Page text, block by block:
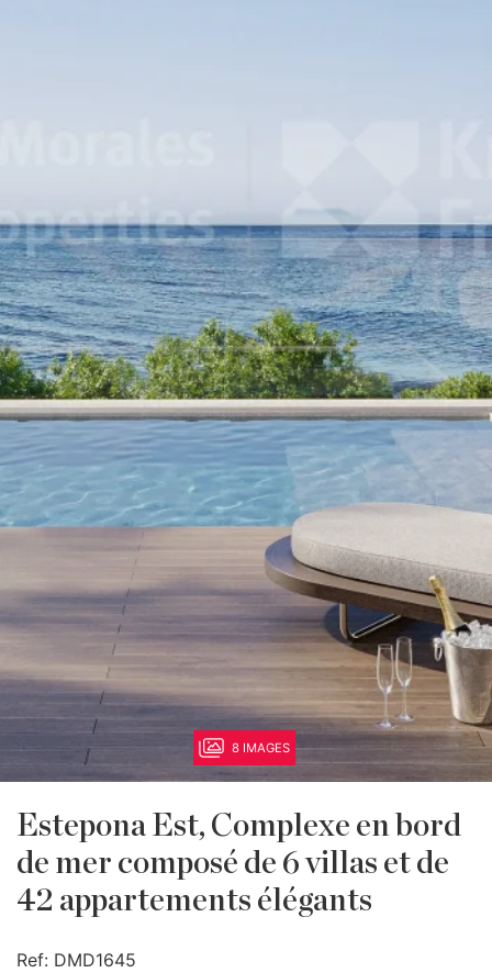
8 IMAGES
Estepona Est, Complexe en bord
de mer composé de 6 villas et de
42 appartements élégants
Ref: DMD1645